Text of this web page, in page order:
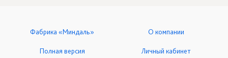
Фабрика «Миндаль» О компании
Полная версия Личный кабинет